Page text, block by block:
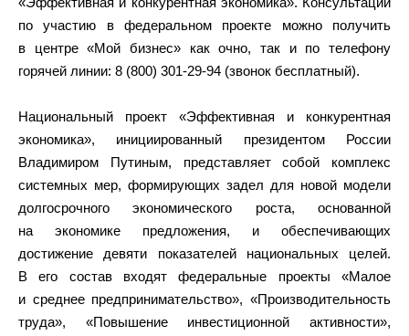
по участию в федеральном проекте можно получить
в центре «Мой бизнес» как очно, так и по телефону
горячей линии: 8 (800) 301-29-94 (звонок бесплатный).
Национальный проект «Эффективная и конкурентная
экономика», инициированный президентом России
Владимиром Путиным, представляет собой комплекс
системных мер, формирующих задел для новой модели
долгосрочного экономического роста, основанной
на экономике предложения, и обеспечивающих
достижение девяти показателей национальных целей.
В его состав входят федеральные проекты «Малое
и среднее предпринимательство», «Производительность
труда», «Повышение инвестиционной активности»,